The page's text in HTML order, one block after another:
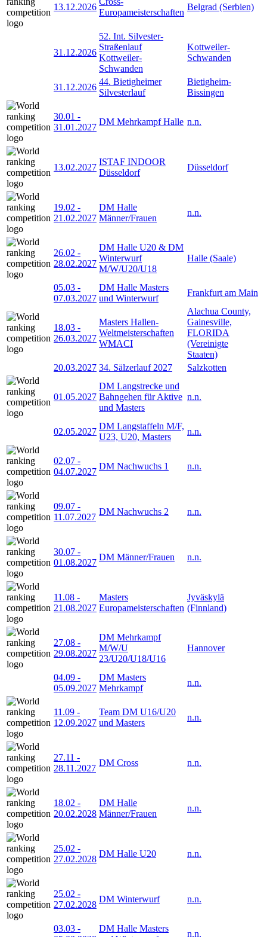
13.12.2026
Europameisterschaften
Belgrad (Serbien)
31.12.2026
52. Int. Silvester-
Straßenlauf
Kottweiler-
Schwanden
Kottweiler-
Schwanden
31.12.2026
44. Bietigheimer
Silvesterlauf
Bietigheim-
Bissingen
30.01 -
31.01.2027
DM Mehrkampf Halle n.n.
13.02.2027
ISTAF INDOOR
Düsseldorf
Düsseldorf
19.02 -
21.02.2027
DM Halle
Männer/Frauen
n.n.
26.02 -
28.02.2027
DM Halle U20 & DM
Winterwurf
M/W/U20/U18
Halle (Saale)
05.03 -
07.03.2027
DM Halle Masters
und Winterwurf
Frankfurt am Main
18.03 -
26.03.2027
Masters Hallen-
Weltmeisterschaften
WMACI
Alachua County,
Gainesville,
FLORIDA
(Vereinigte
Staaten)
20.03.2027 34. Sälzerlauf 2027 Salzkotten
01.05.2027
DM Langstrecke und
Bahngehen für Aktive
und Masters
n.n.
02.05.2027
DM Langstaffeln M/F,
U23, U20, Masters
n.n.
02.07 -
04.07.2027
DM Nachwuchs 1 n.n.
09.07 -
11.07.2027
DM Nachwuchs 2 n.n.
30.07 -
01.08.2027
DM Männer/Frauen n.n.
11.08 -
21.08.2027
Masters
Europameisterschaften
Jyväskylä
(Finnland)
27.08 -
29.08.2027
DM Mehrkampf
M/W/U
23/U20/U18/U16
Hannover
04.09 -
05.09.2027
DM Masters
Mehrkampf
n.n.
11.09 -
12.09.2027
Team DM U16/U20
und Masters
n.n.
27.11 -
28.11.2027
DM Cross n.n.
18.02 -
20.02.2028
DM Halle
Männer/Frauen
n.n.
25.02 -
27.02.2028
DM Halle U20 n.n.
25.02 -
27.02.2028
DM Winterwurf n.n.
03.03 -
DM Halle Masters
n.n.